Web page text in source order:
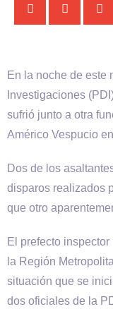
En la noche de este
Investigaciones
sufrió junto a otra
Américo Vespucio
Dos de los
disparos realizados
que otro
El prefecto
la Región
situación que se
dos oficiales de la